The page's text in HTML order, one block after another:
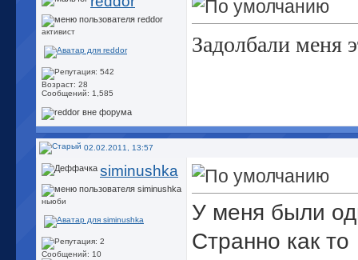
активист
Возраст: 28
Сообщений: 1,585
Задолбали меня
02.02.2011, 13:57
siminushka
ньюби
Сообщений: 10
У меня были
Странно как то